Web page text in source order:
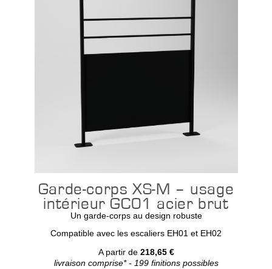
Garde-corps XS-M – usage
intérieur GC01 acier brut
Un garde-corps au design robuste
Compatible avec les escaliers EH01 et EH02
A partir de 218,65 €
livraison comprise* - 199 finitions possibles